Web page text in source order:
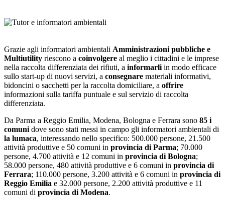
Grazie agli informatori ambientali Amministrazioni pubbliche e
Multiutility riescono a coinvolgere al meglio i cittadini e le imprese
nella raccolta differenziata dei rifiuti, a informarli in modo efficace
sullo start-up di nuovi servizi, a consegnare materiali informativi,
bidoncini o sacchetti per la raccolta domiciliare, a offrire
informazioni sulla tariffa puntuale e sul servizio di raccolta
differenziata.
Da Parma a Reggio Emilia, Modena, Bologna e Ferrara sono 85 i
comuni dove sono stati messi in campo gli informatori ambientali di
la lumaca, interessando nello specifico: 500.000 persone, 21.500
attività produttive e 50 comuni in provincia di Parma; 70.000
persone, 4.700 attività e 12 comuni in provincia di Bologna;
58.000 persone, 480 attività produttive e 6 comuni in provincia di
Ferrara; 110.000 persone, 3.200 attività e 6 comuni in provincia di
Reggio Emilia e 32.000 persone, 2.200 attività produttive e 11
comuni di provincia di Modena.